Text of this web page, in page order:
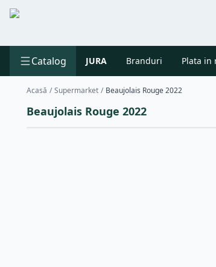
Catalog JURA Branduri Plata in
Acasă / Supermarket / Beaujolais Rouge 2022
Beaujolais Rouge 2022